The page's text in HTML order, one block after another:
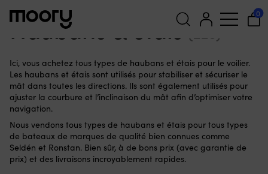
pour :
0
Haubans & étais (228)
Ici, vous achetez tous types de haubans et étais pour le voilier.
Les haubans et étais sont utilisés pour stabiliser et sécuriser le
mât dans toutes les directions. Ils sont également utilisés pour
ajuster la courbure et l’inclinaison du mât afin d’optimiser votre
navigation.
Nous vendons tous types de haubans et étais pour tous types
de bateaux de marques de qualité bien connues comme
Seldén et Ronstan. Bien sûr, à de bons prix (avec garantie de
prix) et des livraisons incroyablement rapides.